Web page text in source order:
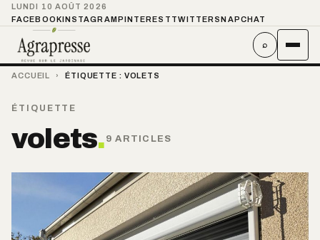
LUNDI 10 AOÛT 2026
FACEBOOKINSTAGRAMPINTEREST TWITTER SNAPCHAT
⌕
ACCUEIL › ÉTIQUETTE : VOLETS
ÉTIQUETTE
volets. 9 ARTICLES